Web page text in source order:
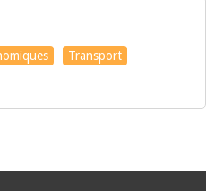
Transport